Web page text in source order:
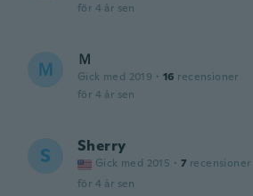
för 4 år sen
Ｍ Ｍ
Gick med 2019 · 16 recensioner
för 4 år sen
S Sherry
Gick med 2015 · 7 recensioner
för 4 år sen